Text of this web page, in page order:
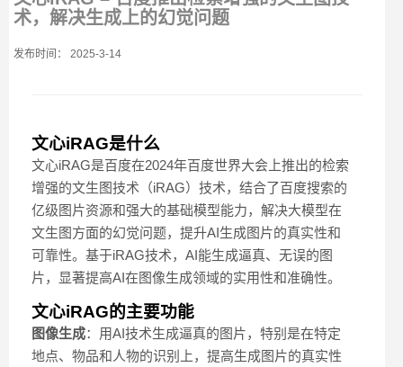
术，解决生成上的幻觉问题
发布时间： 2025-3-14
文心iRAG是什么
文心iRAG是百度在2024年百度世界大会上推出的检索
增强的文生图技术（iRAG）技术，结合了百度搜索的
亿级图片资源和强大的基础模型能力，解决大模型在
文生图方面的幻觉问题，提升AI生成图片的真实性和
可靠性。基于iRAG技术，AI能生成逼真、无误的图
片，显著提高AI在图像生成领域的实用性和准确性。
文心iRAG的主要功能
图像生成：用AI技术生成逼真的图片，特别是在特定
地点、物品和人物的识别上，提高生成图片的真实性